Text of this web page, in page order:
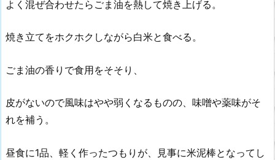
よく混ぜ合わせたらごま油を熱して焼き上げる。
焼き立てをホクホクしながら白米と食べる。
ごま油の香りで食用をそそり、
皮がないので風味はやや弱くなるものの、味噌や薬味がそ
れを補う。
昼食に1品、軽く作ったつもりが、見事に米泥棒となってし